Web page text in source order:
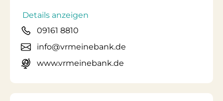
Details anzeigen
09161 8810
info@vrmeinebank.de
www.vrmeinebank.de